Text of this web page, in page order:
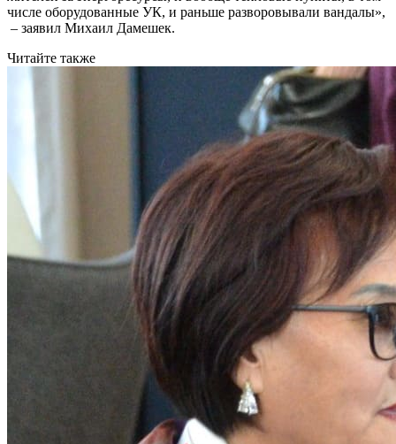
числе оборудованные УК, и раньше разворовывали вандалы»,
– заявил Михаил Дамешек.
Читайте также